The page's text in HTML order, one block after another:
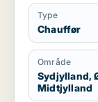
Type
Chauffør
Område
Sydjylland,
Midtjylland